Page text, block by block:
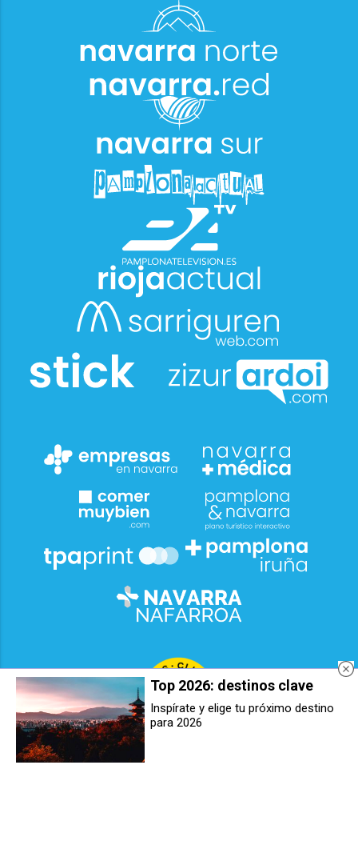
Top 2026: destinos clave
Inspírate y elige tu próximo destino
para 2026